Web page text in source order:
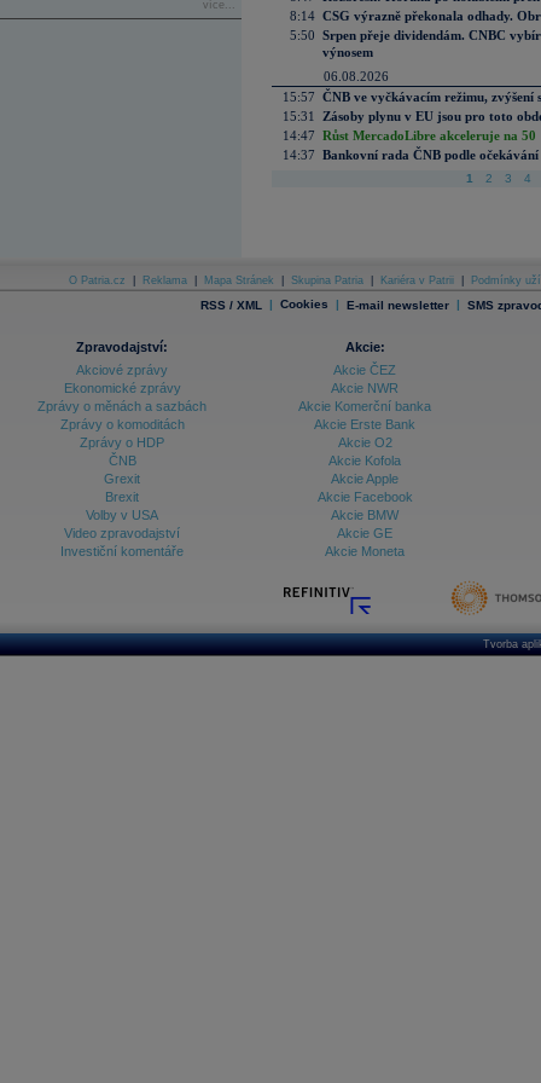
více...
8:14 CSG výrazně překonala odhady.
5:50 Srpen přeje dividendám. CNBC
výnosem
06.08.2026
15:57 ČNB ve vyčkávacím režimu, zvýšení
15:31
Zásoby plynu v EU jsou pro toto
14:47 Růst MercadoLibre akceleruje na
14:37 Bankovní rada ČNB podle
1 2 3 4
O Patria.cz Reklama Mapa Stránek Skupina Patria Kariéra v Patrii Podmínky
RSS / XML | Cookies | E-mail newsletter | SMS
Zpravodajství:
Akciové zprávy
Ekonomické zprávy
Zprávy o měnách a sazbách
Zprávy o komoditách
Zprávy o HDP
ČNB
Grexit
Brexit
Volby v USA
Video zpravodajství
Investiční komentáře
Akcie:
Akcie ČEZ
Akcie NWR
Akcie Komerční banka
Akcie Erste Bank
Akcie O2
Akcie Kofola
Akcie Apple
Akcie Facebook
Akcie BMW
Akcie GE
Akcie Moneta
Tvorba